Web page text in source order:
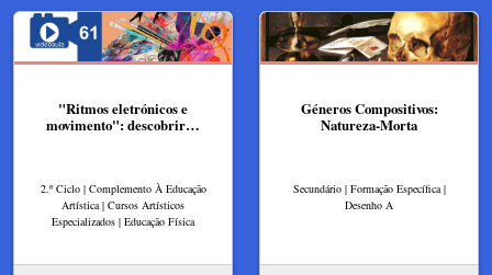
"Ritmos eletrónicos e
movimento": descobrir…
2.º Ciclo | Complemento À Educação
Artística | Cursos Artísticos
Especializados | Educação Física
Géneros Compositivos:
Natureza-Morta
Secundário | Formação Específica |
Desenho A